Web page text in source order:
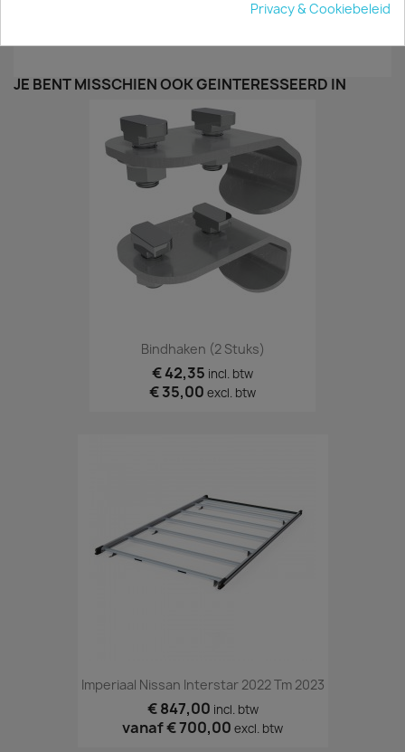
heeft als een stalen uitvoering. Een persoonlijke
JE BENT MISSCHIEN OOK GEÏNTERESSEERD IN
Bindhaken (2 Stuks)
€ 42,35 incl. btw
€ 35,00 excl. btw
Imperiaal Nissan Interstar 2022 Tm 2023
€ 847,00 incl. btw
vanaf€ 700,00 excl. btw
Privacy & Cookiebeleid